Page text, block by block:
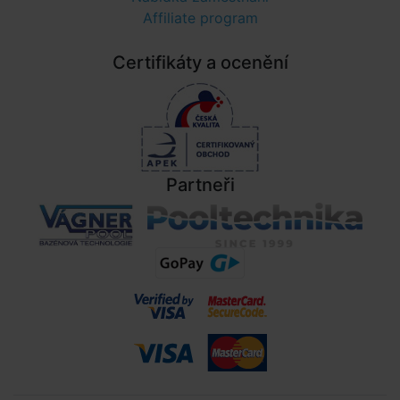
Affiliate program
Certifikáty a ocenění
Partneři